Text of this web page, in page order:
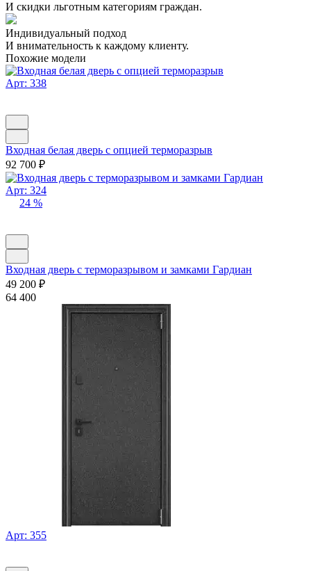
И скидки льготным категориям граждан.
Индивидуальный подход
И внимательность к каждому клиенту.
Похожие модели
Арт: 338
Входная белая дверь с опцией терморазрыв
92 700 ₽
Арт: 324
24 %
Входная дверь с терморазрывом и замками Гардиан
49 200 ₽
64 400
Арт: 355